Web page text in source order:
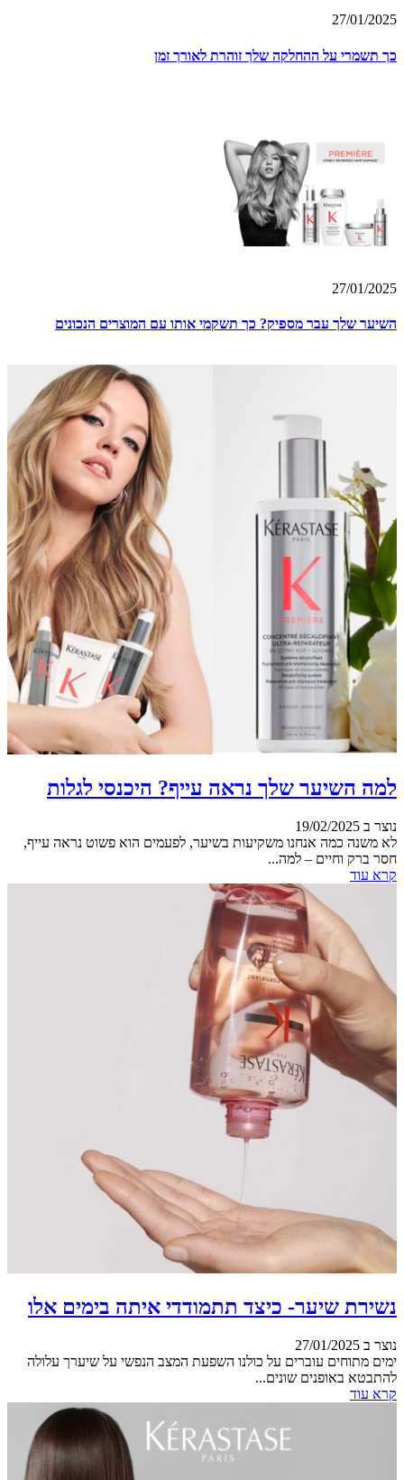
27/01/2025
כך תשמרי על ההחלקה שלך זוהרת לאורך זמן
27/01/2025
השיער שלך עבר מספיק? כך תשקמי אותו עם המוצרים הנכונים
למה השיער שלך נראה עייף? היכנסי לגלות
נוצר ב 19/02/2025
לא משנה כמה אנחנו משקיעות בשיער, לפעמים הוא פשוט נראה עייף,
חסר ברק וחיים – למה...
קרא עוד
נשירת שיער- כיצד תתמודדי איתה בימים אלו
נוצר ב 27/01/2025
ימים מתוחים עוברים על כולנו השפעת המצב הנפשי על שיערך עלולה
להתבטא באופנים שונים...
קרא עוד